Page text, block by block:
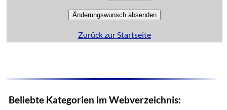
Zurück zur Startseite
Beliebte Kategorien im Webverzeichnis: